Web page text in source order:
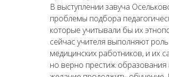
В выступлении завуча
проблемы подбора
которые учитывали бы их
сейчас учителя выполняют
медицинских работников, и их
но верно престиж образования